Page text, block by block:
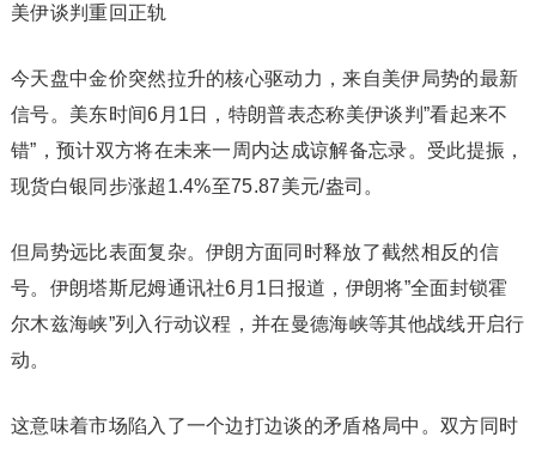
美伊谈判重回正轨
今天盘中金价突然拉升的核心驱动力，来自美伊局势的最新
信号。美东时间6月1日，特朗普表态称美伊谈判”看起来不
错”，预计双方将在未来一周内达成谅解备忘录。受此提振，
现货白银同步涨超1.4%至75.87美元/盎司。
但局势远比表面复杂。伊朗方面同时释放了截然相反的信
号。伊朗塔斯尼姆通讯社6月1日报道，伊朗将”全面封锁霍
尔木兹海峡”列入行动议程，并在曼德海峡等其他战线开启行
动。
这意味着市场陷入了一个边打边谈的矛盾格局中。双方同时